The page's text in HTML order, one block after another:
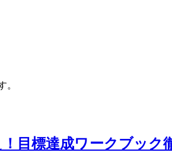
。
え！目標達成ワークブッ